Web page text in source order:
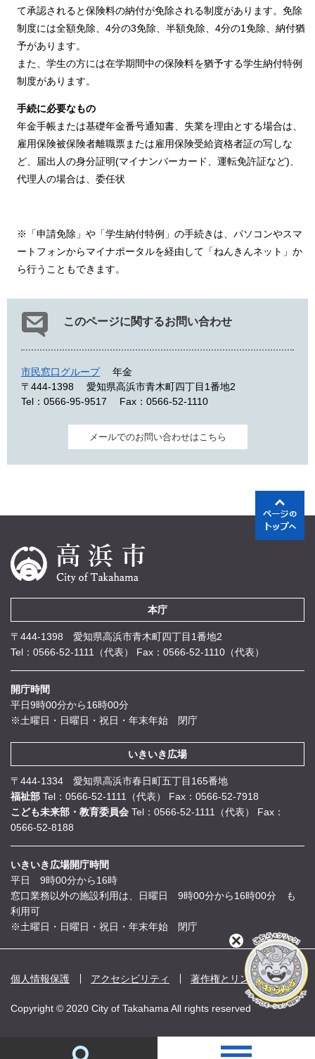
て承認されると保険料の納付が免除される制度があります。免除
制度には全額免除、4分の3免除、半額免除、4分の1免除、納付猶
予があります。
また、学生の方には在学期間中の保険料を猶予する学生納付特例
制度があります。
手続に必要なもの
年金手帳または基礎年金番号通知書、失業を理由とする場合は、
雇用保険被保険者離職票または雇用保険受給資格者証の写しな
ど、届出人の身分証明(マイナンバーカード、運転免許証など)、
代理人の場合は、委任状
※「申請免除」や「学生納付特例」の手続きは、パソコンやスマ
ートフォンからマイナポータルを経由して「ねんきんネット」か
ら行うこともできます。
このページに関するお問い合わせ
市民窓口グループ
年金
〒444-1398
愛知県高浜市青木町四丁目1番地2
Tel：0566-95-9517
Fax：0566-52-1110
メールでのお問い合わせはこちら
本庁
〒444-1398 愛知県高浜市青木町四丁目1番地2
Tel：0566-52-1111（代表）
Fax：0566-52-1110（代表）
開庁時間
平日9時00分から16時00分
※土曜日・日曜日・祝日・年末年始 閉庁
いきいき広場
〒444-1334 愛知県高浜市春日町五丁目165番地
福祉部 Tel：0566-52-1111（代表）
Fax：0566-52-7918
こども未来部・教育委員会 Tel：0566-52-1111（代表）
Fax：
0566-52-8188
いきいき広場開庁時間
平日 9時00分から16時
窓口業務以外の施設利用は、日曜日 9時00分から16時00分 も
利用可
※土曜日・日曜日・祝日・年末年始 閉庁
個人情報保護 アクセシビリティ 著作権とリンク
Copyright © 2020 City of Takahama All rights reserved
閉